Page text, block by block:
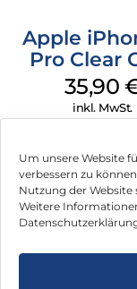
Um unsere Website
verbessern zu
Nutzung der
Weitere
Apple
Pro Clear
35,90
inkl. MwSt.
Impressum